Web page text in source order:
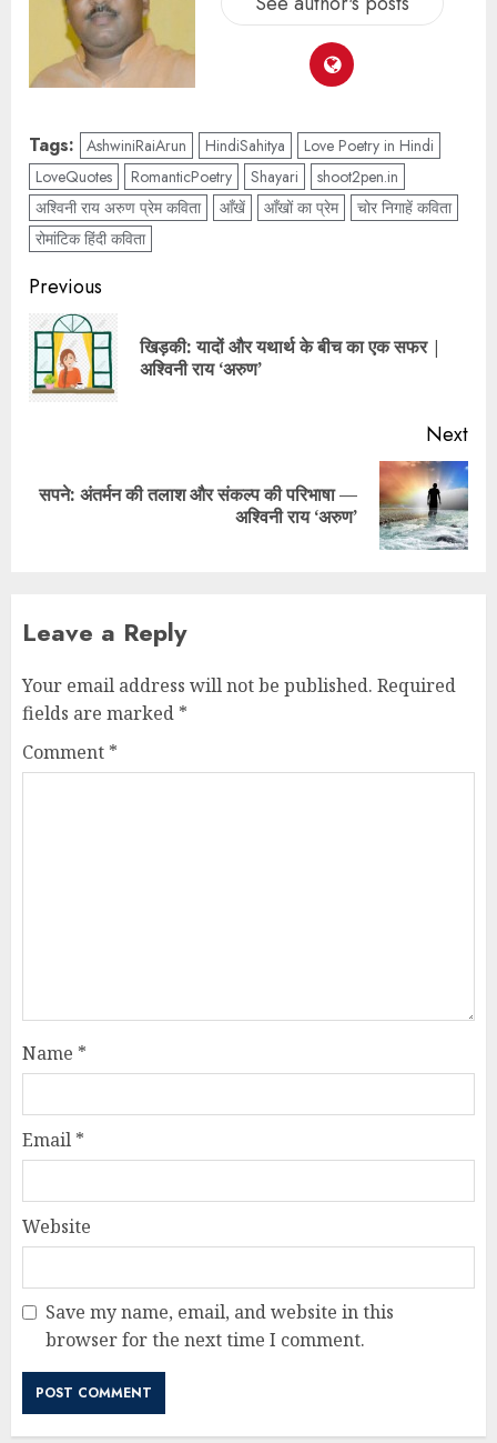
Tags: AshwiniRaiArun HindiSahitya
Love Poetry in Hindi
LoveQuotes
RomanticPoetry Shayari
shoot2pen.in
अश्विनी राय अरुण प्रेम कविता
आँखें आँखों का प्रेम
चोर निगाहें कविता
रोमांटिक हिंदी कविता
Previous
खिड़की: यादों और यथार्थ के बीच का एक सफर |
अश्विनी राय ‘अरुण’
Next
सपने: अंतर्मन की तलाश और संकल्प की परिभाषा —
अश्विनी राय ‘अरुण’
Leave a Reply
Your email address will not be published. Required
fields are marked *
Comment *
Name *
Email *
Website
Save my name, email, and website in this
browser for the next time I comment.